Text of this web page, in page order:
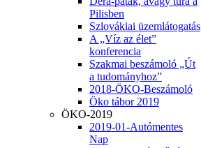
Pilisben
Szlovákiai üzemlátogatás
A „Víz az élet”
konferencia
Szakmai beszámoló „Út
a tudományhoz”
2018-ÖKO-Beszámoló
Öko tábor 2019
ÖKO-2019
2019-01-Autómentes
Nap